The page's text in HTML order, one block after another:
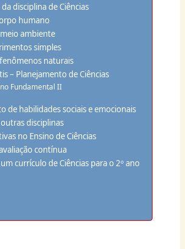
disciplina de Ciências
humano
ambiente
simples
naturais
– Planejamento de Ciências
Fundamental II
de habilidades sociais e emocionais
disciplinas
no Ensino de Ciências
contínua
currículo de Ciências para o 2º ano